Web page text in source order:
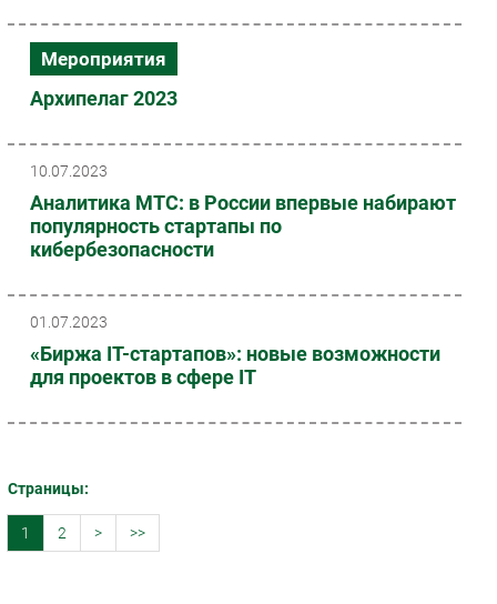
Мероприятия
Архипелаг 2023
10.07.2023
Аналитика МТС: в России впервые набирают
популярность стартапы по
кибербезопасности
01.07.2023
«Биржа IT-стартапов»: новые возможности
для проектов в сфере IT
Страницы:
1 2 > >>